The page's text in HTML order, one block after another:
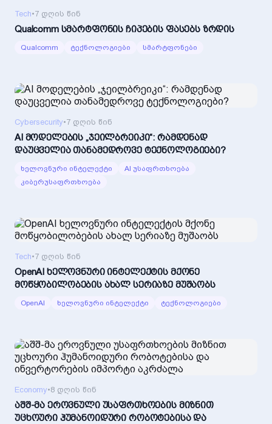
Tech•7 დღის წინ
Qualcomm სმარტფონის ჩიპების ფასებს ზრდის
Qualcomm ტექნოლოგიები სმარტფონები
Cybersecurity•7 დღის წინ
AI მოდელების „ჯეილბრეიკი“: რამდენად
დაუცველია თანამედროვე ტექნოლოგიები?
ხელოვნური ინტელექტი
AI უსაფრთხოება
კიბერუსაფრთხოება
Tech•7 დღის წინ
OpenAI ხელოვნური ინტელექტის მქონე
მოწყობილობების ახალ სერიაზე მუშაობს
OpenAI ხელოვნური ინტელექტი ტექნოლოგიები
Economy•8 დღის წინ
აშშ-მა ეროვნული უსაფრთხოების მიზნით
უცხოური ჰუმანოიდური რობოტებისა და